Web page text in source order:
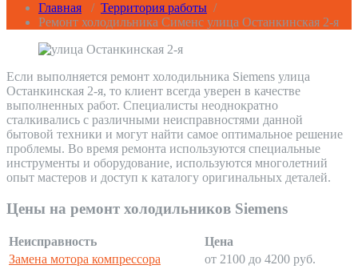
Главная / Территория работы /
Ремонт холодильника Сименс улица Останкинская 2-я
Если выполняется ремонт холодильника Siemens улица
Останкинская 2-я, то клиент всегда уверен в качестве
выполненных работ. Специалисты неоднократно
сталкивались с различными неисправностями данной
бытовой техники и могут найти самое оптимальное решение
проблемы. Во время ремонта используются специальные
инструменты и оборудование, используются многолетний
опыт мастеров и доступ к каталогу оригинальных деталей.
Цены на ремонт холодильников Siemens
Неисправность
Цена
Замена мотора компрессора
от 2100 до 4200 руб.